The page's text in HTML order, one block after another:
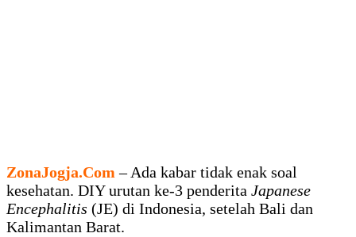
ZonaJogja.Com – Ada kabar tidak enak soal
kesehatan. DIY urutan ke-3 penderita Japanese
Encephalitis (JE) di Indonesia, setelah Bali dan
Kalimantan Barat.